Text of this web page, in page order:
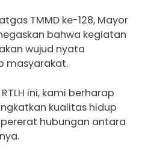
TMMD ke-128, Mayor
bahwa kegiatan
wujud nyata
masyarakat.
ini, kami berharap
kualitas hidup
hubungan antara